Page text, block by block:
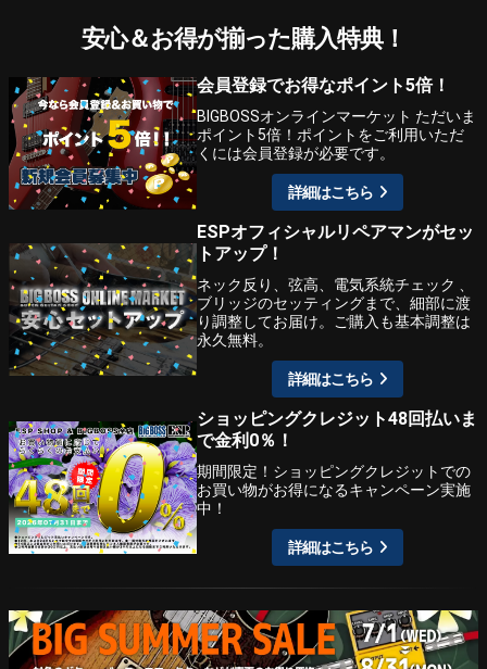
安心＆お得が揃った購入特典！
会員登録でお得なポイント5倍！
BIGBOSSオンラインマーケット ただいま
ポイント5倍！ポイントをご利用いただ
くには会員登録が必要です。
詳細はこちら
ESPオフィシャルリペアマンがセッ
トアップ！
ネック反り、弦高、電気系統チェック 、
ブリッジのセッティングまで、細部に渡
り調整してお届け。ご購入も基本調整は
永久無料。
詳細はこちら
ショッピングクレジット48回払いま
で金利0％！
期間限定！ショッピングクレジットでの
お買い物がお得になるキャンペーン実施
中！
詳細はこちら